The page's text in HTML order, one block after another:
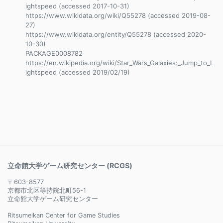
ightspeed (accessed 2017-10-31)
https://www.wikidata.org/wiki/Q55278 (accessed 2019-08-
27)
https://www.wikidata.org/entity/Q55278 (accessed 2020-
10-30)
PACKAGE0008782
https://en.wikipedia.org/wiki/Star_Wars_Galaxies:_Jump_to_L
ightspeed (accessed 2019/02/19)
立命館大学ゲーム研究センター (RCGS)
〒603-8577
京都市北区等持院北町56-1
立命館大学ゲーム研究センター
Ritsumeikan Center for Game Studies